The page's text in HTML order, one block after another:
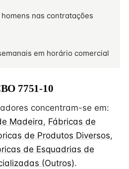
nas contratações
em horário comercial
7751-10
concentram-se em:
Madeira, Fábricas de
de Produtos Diversos,
de Esquadrias de
(Outros).